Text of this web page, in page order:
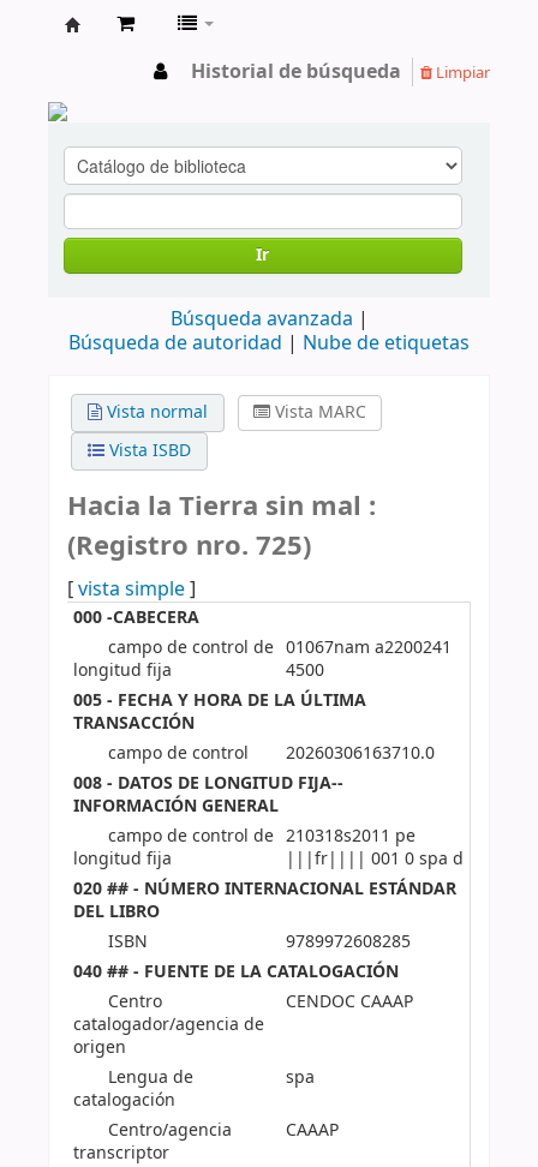
Historial de búsqueda Limpiar
Ir
Búsqueda avanzada
Búsqueda de autoridad
Nube de etiquetas
Vista normal
Vista MARC
Vista ISBD
Hacia la Tierra sin mal :
(Registro nro. 725)
[vista simple]
000 -CABECERA
campo de control de
longitud fija
01067nam a2200241
4500
005 - FECHA Y HORA DE LA ÚLTIMA
TRANSACCIÓN
campo de control
20260306163710.0
008 - DATOS DE LONGITUD FIJA--
INFORMACIÓN GENERAL
campo de control de
longitud fija
210318s2011 pe
|||fr|||| 001 0 spa d
020 ## - NÚMERO INTERNACIONAL ESTÁNDAR
DEL LIBRO
ISBN
9789972608285
040 ## - FUENTE DE LA CATALOGACIÓN
Centro
catalogador/agencia de
origen
CENDOC CAAAP
Lengua de
catalogación
spa
Centro/agencia
transcriptor
CAAAP